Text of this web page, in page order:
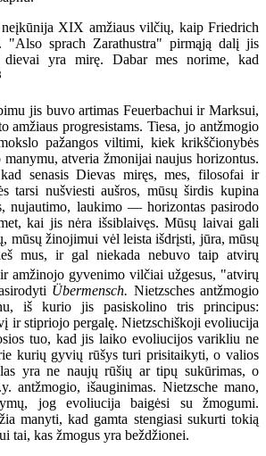
XIX amžiaus vilčių, kaip Friedrich
"Also sprach Zarathustra" pirmąją dalį jis
yra mirę. Dabar mes norime, kad
jis buvo artimas Feuerbachui ir Marksui,
progresistams. Tiesa, jo antžmogio
pažangos viltimi, kiek krikščionybės
atveria žmonijai naujus horizontus.
senasis Dievas miręs, mes, filosofai ir
tarsi nušviesti aušros, mūsų širdis kupina
nujautimo, laukimo — horizontas pasirodo
kai jis nėra išsiblaivęs. Mūsų laivai gali
mūsų žinojimui vėl leista išdrįsti, jūra, mūsų
mus, ir gal niekada nebuvo taip atvirų
amžinojo gyvenimo vilčiai užgesus, "atvirų
Übermensch. Nietzsches antžmogio
iš kurio jis pasiskolino tris principus:
ir stipriojo pergalę. Nietzschiškoji evoliucija
tuo, kad jis laiko evoliucijos varikliu ne
kurių gyvių rūšys turi prisitaikyti, o valios
yra ne naujų rūšių ar tipų sukūrimas, o
antžmogio, išauginimas. Nietzsche mano,
jog evoliucija baigėsi su žmogumi.
manyti, kad gamta stengiasi sukurti tokią
tai, kas žmogus yra beždžionei.